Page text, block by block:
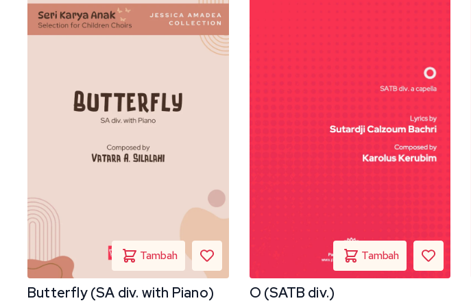
Butterfly (SA div. with Piano) O (SATB div.)